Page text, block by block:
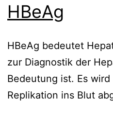
HBeAg
HBeAg bedeutet
zur Diagnostik der
Bedeutung ist. Es
Replikation ins Blut